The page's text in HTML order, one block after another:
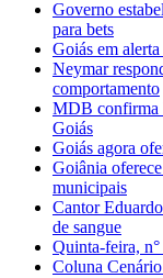
Governo
para bets
Goiás em
Neymar
comportamento
MDB confirma
Goiás
Goiás agora
Goiânia
municipais
Cantor
de sangue
Quinta-feira,
Coluna